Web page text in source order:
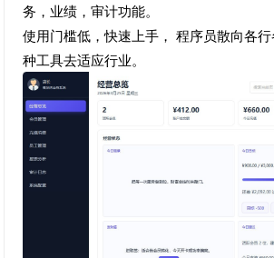
务，业绩，审计功能。
使用门槛低，快速上手， 程序员散向各
种工具去适应行业。